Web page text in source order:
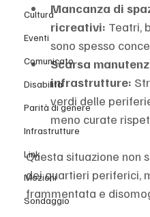
Cultura
Eventi
Comunicato
Disabilità
Parità di genere
Infrastrutture
Link
Mozioni
Sondaggio
Mancanza di
ricreativi: Teatri,
sono spesso
Scarsa
infrastrutture:
verdi delle
meno curate
Questa situazione non
dei quartieri periferici,
frammentata e